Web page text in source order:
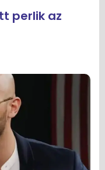
perlik az